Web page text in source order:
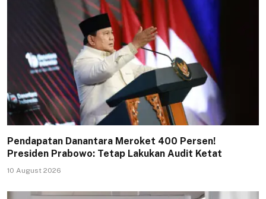
Pendapatan Danantara Meroket 400 Persen!
Presiden Prabowo: Tetap Lakukan Audit Ketat
10 August 2026